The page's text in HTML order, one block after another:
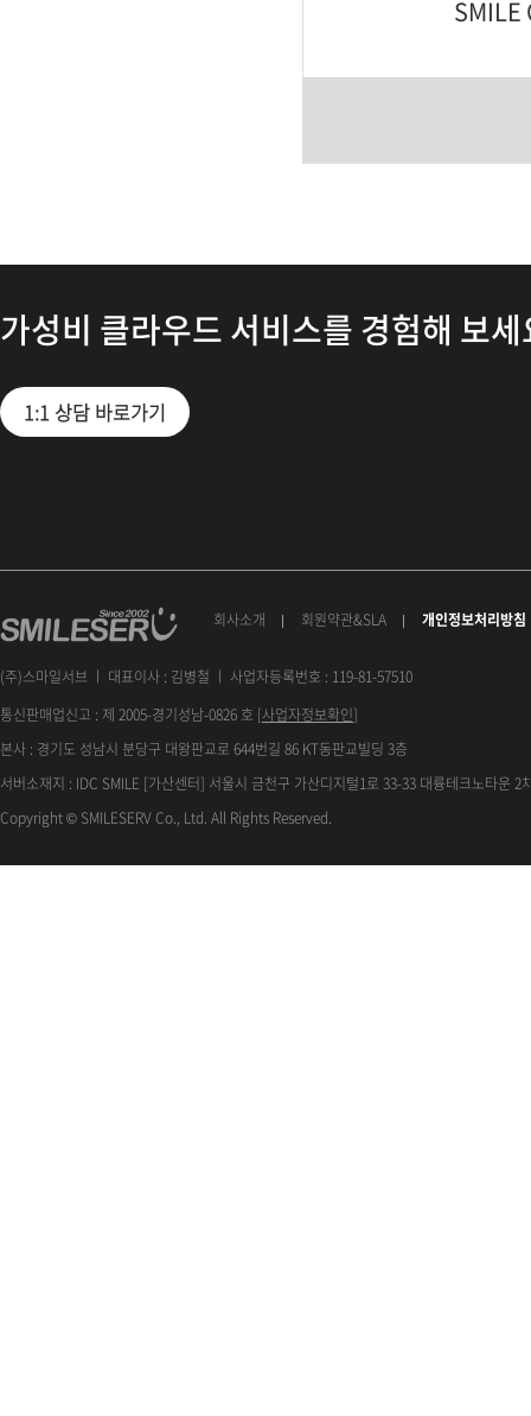
SMILE
가성비 클라우드 서비스를 경험해 보
1:1 상담 바로가기
회사소개 회원약관&SLA 개인정보처리방침
(주)스마일서브 ㅣ 대표이사 : 김병철 ㅣ 사업자등록번호 : 119-81-57510
통신판매업신고 : 제 2005-경기성남-0826 호 [사업자정보확인]
본사 : 경기도 성남시 분당구 대왕판교로 644번길 86 KT동판교빌딩 3층
서버소재지 : IDC SMILE [가산센터] 서울시 금천구 가산디지털1로 33-33 대륭테크노타운 2
Copyright © SMILESERV Co., Ltd. All Rights Reserved.